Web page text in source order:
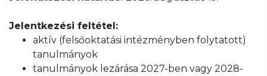
Jelentkezési feltétel:
aktív (felsőoktatási intézményben folytatott)
tanulmányok
tanulmányok lezárása 2027-ben vagy 2028-